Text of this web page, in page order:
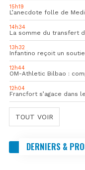
15h19
L’anecdote folle de
14h34
La somme du transfert
13h32
Infantino reçoit un
12h44
12h04
Francfort s’agace dans
TOUT VOIR
DERNIERS &